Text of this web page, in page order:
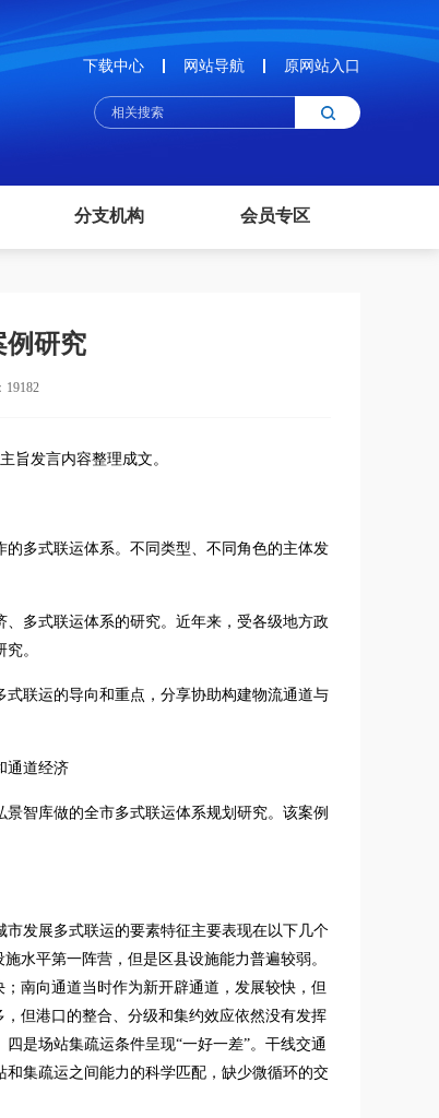
下载中心 网站导航 原网站入口
分支机构 会员专区
例研究
19182
旨发言内容整理成文。
多式联运体系。不同类型、不同角色的主体发
多式联运体系的研究。近年来，受各级地方政
。
联运的导向和重点，分享协助构建物流通道与
通道经济
智库做的全市多式联运体系规划研究。该案例
发展多式联运的要素特征主要表现在以下几个
水平第一阵营，但是区县设施能力普遍较弱。
南向通道当时作为新开辟通道，发展较快，但
但港口的整合、分级和集约效应依然没有发挥
是场站集疏运条件呈现“一好一差”。干线交通
集疏运之间能力的科学匹配，缺少微循环的交